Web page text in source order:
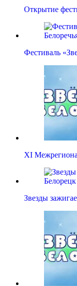
Открытие
Фестиваль
XI
Звезды